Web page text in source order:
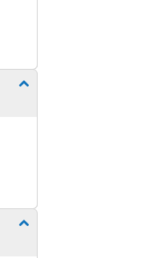
Mostrar/ocultar subpáginas
Mostrar/ocultar subpáginas